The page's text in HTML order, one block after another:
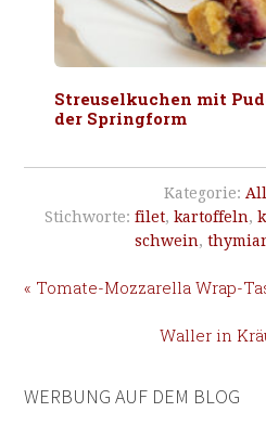
Streuselkuchen mit
der Springform
Kategorie:
Stichworte: filet, kartoffeln,
schwein,
« Tomate-Mozzarella Wrap-
Waller in
WERBUNG AUF DEM BLOG